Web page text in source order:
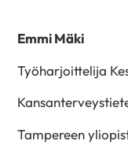
Emmi Mäki
Työharjoittelija
Tampereen